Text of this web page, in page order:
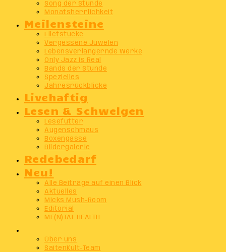
Song der Stunde
Monatsherrlichkeit
Meilensteine
Filetstücke
Vergessene Juwelen
Lebensverlängernde Werke
Only Jazz Is Real
Bands der Stunde
Spezielles
Jahresrückblicke
Livehaftig
Lesen & Schwelgen
Lesefutter
Augenschmaus
Boxengasse
Bildergalerie
Redebedarf
Neu!
Alle Beiträge auf einen Blick
Aktuelles
Micks Mush-Room
Editorial
ME(N)TAL HEALTH
Über uns
SaitenKult-Team